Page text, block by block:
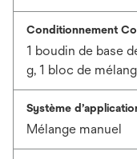
Conditionnement
1 boudin de base
g, 1 bloc de
Système
Mélange manuel